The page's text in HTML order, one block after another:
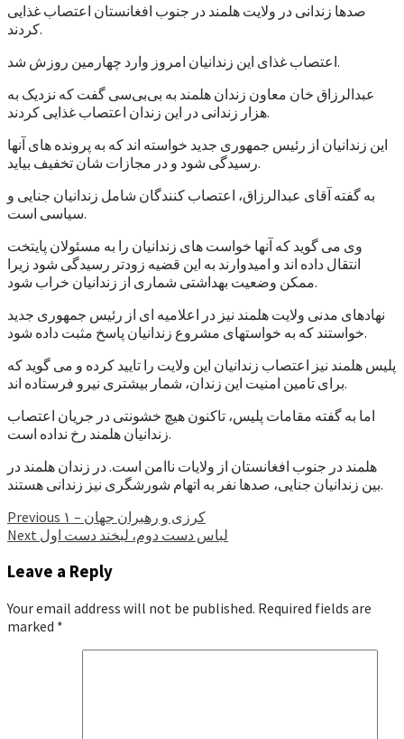
صدها زندانی در ولایت هلمند در جنوب افغانستان اعتصاب غذایی
کردند.
اعتصاب غذای این زندانیان امروز وارد چهارمین روزش شد.
عبدالرزاق خان معاون زندان هلمند به بی‌بی‌سی گفت که نزدیک به
هزار زندانی در این زندان اعتصاب غذایی کردند.
این زندانیان از رئیس جمهوری جدید خواسته اند که به پرونده های آنها
رسیدگی شود و در مجازات شان تخفیف بیاید.
به گفته آقای عبدالرزاق، اعتصاب کنندگان شامل زندانیان جنایی و
سیاسی است.
وی می گوید که آنها خواست های زندانیان را به مسئولان پایتخت
انتقال داده اند و امیدوارند به این قضیه زودتر رسیدگی شود زیرا
ممکن وضعیت بهداشتی شماری از زندانیان خراب شود.
نهادهای مدنی ولایت هلمند نیز در اعلامیه ای از رئیس جمهوری جدید
خواستند که به خواستهای مشروع زندانیان پاسخ مثبت داده شود.
پلیس هلمند نیز اعتصاب زندانیان این ولایت را تایید کرده و می گوید که
برای تامین امنیت این زندان، شمار بیشتری نیرو فرستاده اند.
اما به گفته مقامات پلیس، تاکنون هیچ خشونتی در جریان اعتصاب
زندانیان هلمند رخ نداده است.
هلمند در جنوب افغانستان از ولایات ناامن است. در زندان هلمند در
بین زندانیان جنایی، صدها نفر به اتهام شورشگری نیز زندانی هستند.
Continue
Reading
Previous
کرزی و رهبران جهان – ۱
Next لباس دست دوم، لبخند دست اول
Leave a Reply
Your email address will not be published. Required fields are
marked *